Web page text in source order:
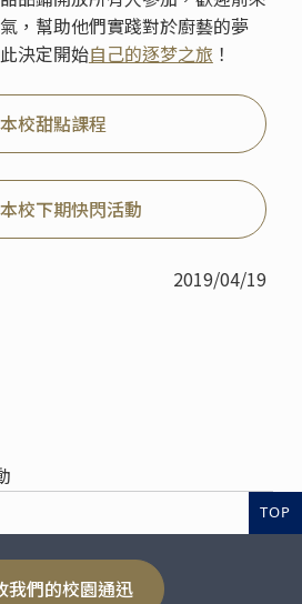
，幫助他們實踐對於廚藝的夢
決定開始自己的逐梦之旅 ！
本校甜點課程
校下期快閃活動
2019/04/19
TOP
我們的校園通迅